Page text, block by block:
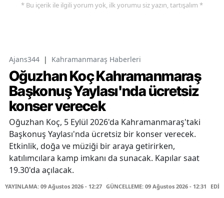
* Bu içerik ile ilgili yorum yok, ilk yorumu siz yazın, tartışalım *
Ajans344 | Kahramanmaraş Haberleri
Oğuzhan Koç Kahramanmaraş
Başkonuş Yaylası'nda ücretsiz
konser verecek
Oğuzhan Koç, 5 Eylül 2026'da Kahramanmaraş'taki
Başkonuş Yaylası'nda ücretsiz bir konser verecek.
Etkinlik, doğa ve müziği bir araya getirirken,
katılımcılara kamp imkanı da sunacak. Kapılar saat
19.30'da açılacak.
YAYINLAMA: 09 Ağustos 2026 - 12:27 GÜNCELLEME: 09 Ağustos 2026 - 12:31